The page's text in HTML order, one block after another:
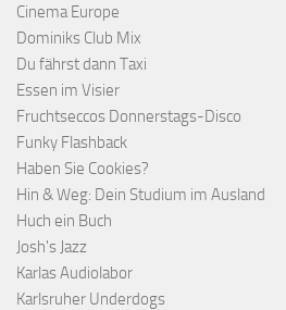
Cinema Europe
Dominiks Club Mix
Du fährst dann Taxi
Essen im Visier
Fruchtseccos Donnerstags-Disco
Funky Flashback
Haben Sie Cookies?
Hin & Weg: Dein Studium im Ausland
Huch ein Buch
Josh's Jazz
Karlas Audiolabor
Karlsruher Underdogs